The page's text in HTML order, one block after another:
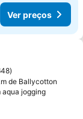
Ver preços
favoritos
de Ballycotton
aqua joggingVer